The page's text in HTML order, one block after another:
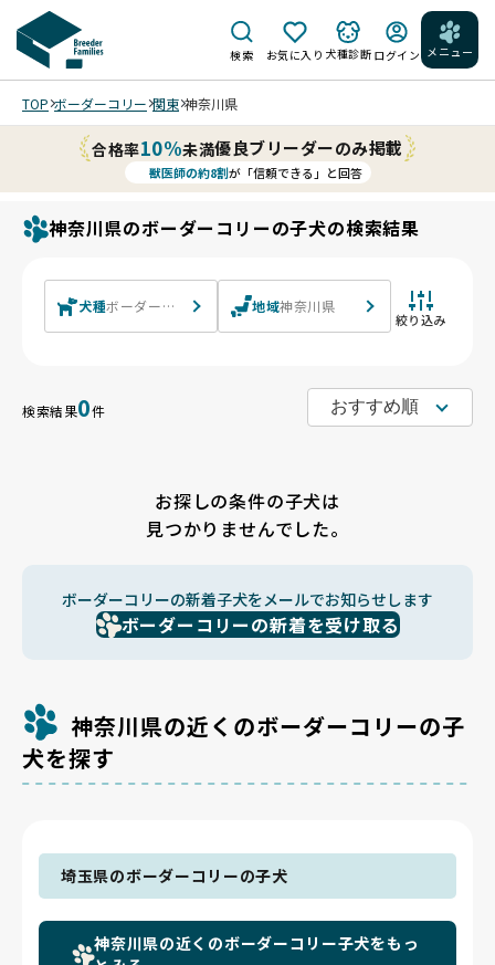
検索 お気に入り 犬種診断 ログイン メニュー
TOP ボーダーコリー 関東 神奈川県
合格率10%未満優良ブリーダーのみ掲載
獣医師の約8割が「信頼できる」と回答
神奈川県のボーダーコリーの子犬の検索結果
犬種ボーダーコリー 地域神奈川県
絞り込み
検索結果0件
お探しの条件の子犬は
見つかりませんでした。
ボーダーコリーの新着子犬をメールでお知らせします
ボーダーコリーの新着を受け取る
神奈川県の近くのボーダーコリーの子
犬を探す
埼玉県のボーダーコリーの子犬
神奈川県の近くのボーダーコリー子犬をもっ